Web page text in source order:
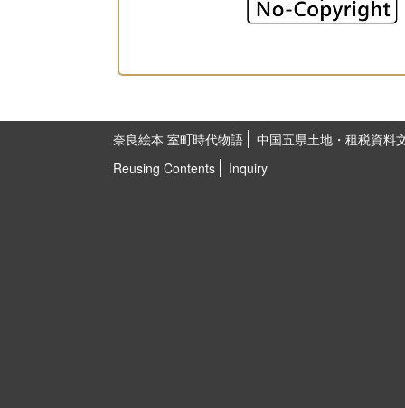
奈良絵本 室町時代物語
中国五県土地・租税資料
Reusing Contents
Inquiry